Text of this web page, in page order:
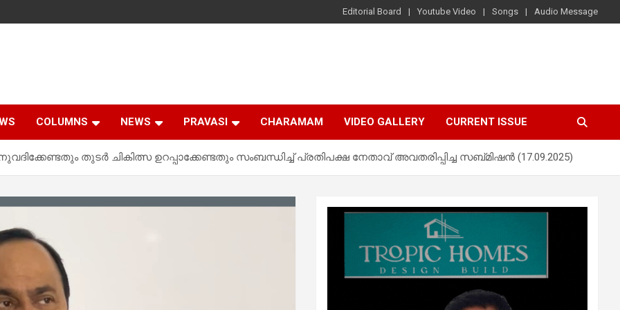
Editorial Board Youtube Video Songs Audio Message
COLUMNS NEWS PRAVASI CHARAMAM VIDEO GALLERY CURRENT ISSUE
തുടര്‍ ചികിത്സ ഉറപ്പാക്കേണ്ടതും സംബന്ധിച്ച് പ്രതിപക്ഷ നേതാവ് അവതരിപ്പിച്ച സബ്മിഷന്‍ (17.09.2025)